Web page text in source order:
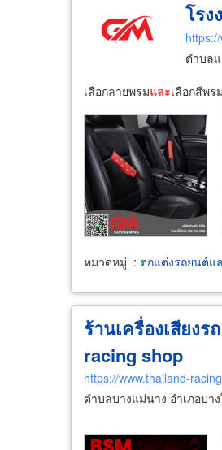
โร
ตำบล
เลือกลายพรมและเลือกสีพ
หมวดหมู่ : ตกแต่งรถยนต์แ
ร้านเครื่องเสียง
racing shop
https://www.thailand-
ตำบลบางแม่นาง อำเภอบ